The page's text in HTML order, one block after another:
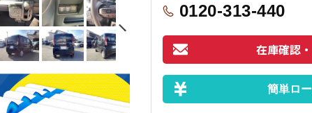
0120-313-440
在庫確認
簡単ロ